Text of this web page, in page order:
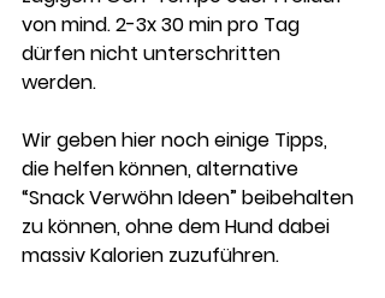
von mind. 2-3x 30 min pro Tag
dürfen nicht unterschritten
werden.
Wir geben hier noch einige Tipps,
die helfen können, alternative
“Snack Verwöhn Ideen” beibehalten
zu können, ohne dem Hund dabei
massiv Kalorien zuzuführen.